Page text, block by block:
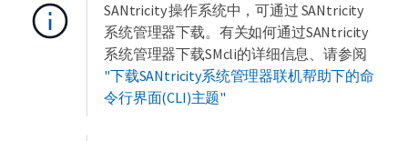
SANtricity 操作系统中，可通过 SANtricity
系统管理器下载。有关如何通过SANtricity
系统管理器下载SMcli的详细信息、请参阅
"下载SANtricity系统管理器联机帮助下的命
令行界面(CLI)主题"